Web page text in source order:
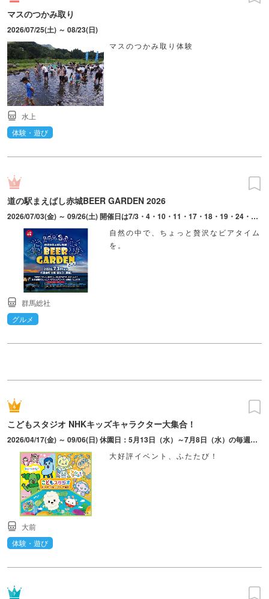
マスのつかみ取り
2026/07/25(土) ～ 08/23(日)
マスのつかみ取り体験
水上
体験・遊び
道の駅まえばし赤城BEER GARDEN 2026
2026/07/03(金) ～ 09/26(土) 開催日は7/3・4・10・11・17・18・19・24・25・31、8/1・7・8・9・11・13・14・15・16・21・22・28・29、9/4・5・11・12・18・19・20・21・22・25・26。ラストオーダー20：00。
自然の中で、ちょっと贅沢なビアタイム
を。
群馬総社
グルメ
こどもスタジオ NHKキッズキャラクター大集合！
2026/04/17(金) ～ 09/06(日) 休園日：5月13日（水）～7月8日（水）の毎週水曜日、6月30日（火）営業時間変更：5月2日(土)～5月6日(水・振休)9:30～17:00
大好評イベント、ふたたび！
大前
体験・遊び